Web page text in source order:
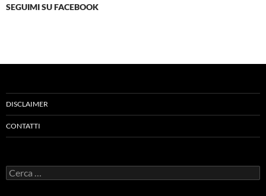
SEGUIMI SU FACEBOOK
DISCLAIMER
CONTATTI
Ricerca
per: